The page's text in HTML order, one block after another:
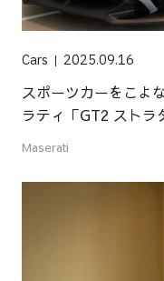
Cars 2025.09.16
スポーツカーをこよ
ラティ「GT2 ストラ
Maserati